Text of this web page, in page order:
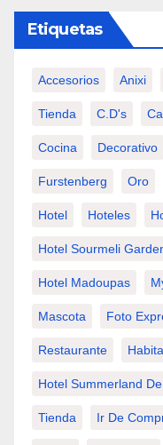
Etiquetas
Accesorios Anixi
Tienda C.d's
Cocina Decorativo
Furstenberg Oro
Hotel Hoteles
Hotel Sourmeli
Hotel Madoupas
Mascota Foto
Restaurante
Hotel Summerland
Tienda Ir De